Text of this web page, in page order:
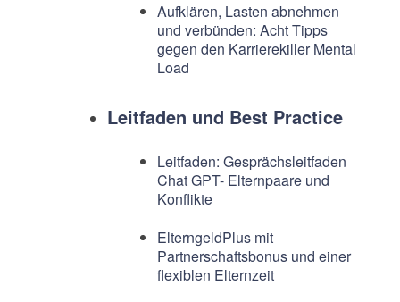
Aufklären, Lasten abnehmen
und verbünden: Acht Tipps
gegen den Karrierekiller Mental
Load
Leitfaden und Best Practice
Leitfaden: Gesprächsleitfaden
Chat GPT- Elternpaare und
Konflikte
ElterngeldPlus mit
Partnerschaftsbonus und einer
flexiblen Elternzeit